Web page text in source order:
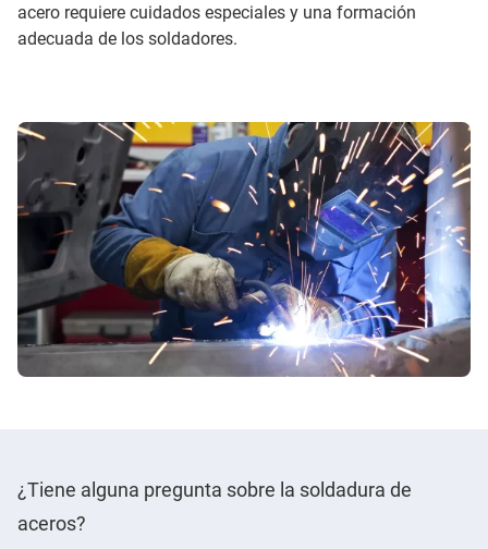
acero requiere cuidados especiales y una formación
adecuada de los soldadores.
¿Tiene alguna pregunta sobre la soldadura de
aceros?